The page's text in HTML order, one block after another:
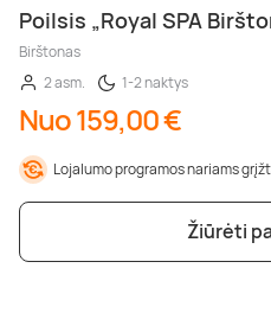
Poilsis „Royal SPA
Birštonas
2 asm.
1-2 naktys
Nuo 159,00 €
Lojalumo programos nariams
Žiūrėti